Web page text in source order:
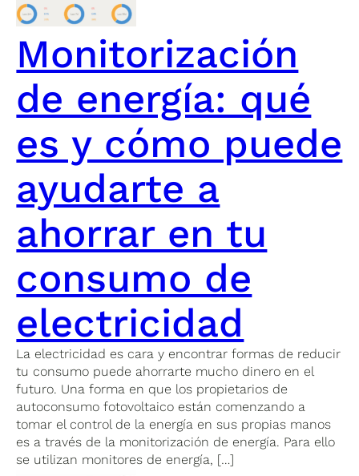
Monitorización
de energía: qué
es y cómo puede
ayudarte a
ahorrar en tu
consumo de
electricidad
La electricidad es cara y encontrar formas de reducir
tu consumo puede ahorrarte mucho dinero en el
futuro. Una forma en que los propietarios de
autoconsumo fotovoltaico están comenzando a
tomar el control de la energía en sus propias manos
es a través de la monitorización de energía. Para ello
se utilizan monitores de energía, […]